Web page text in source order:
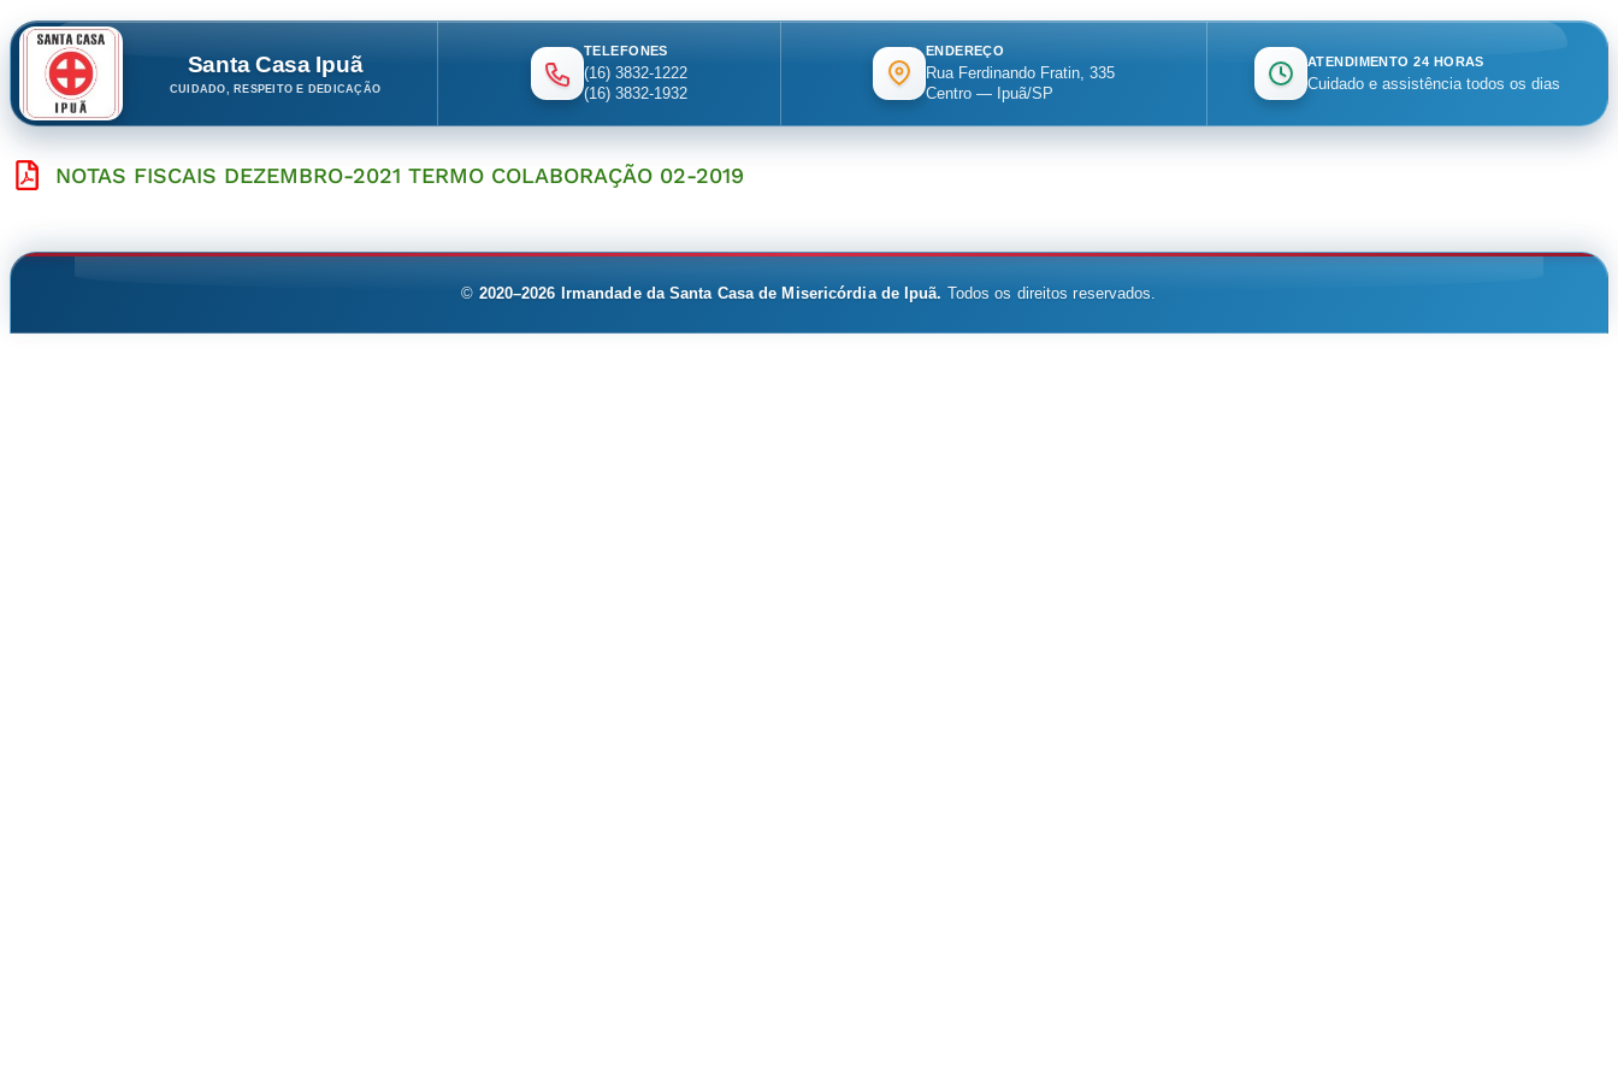
Santa Casa Ipuã
CUIDADO, RESPEITO E DEDICAÇÃO
TELEFONES
(16) 3832-1222
(16) 3832-1932
ENDEREÇO
Rua Ferdinando Fratin, 335
Centro — Ipuã/SP
ATENDIMENTO 24 HORAS
Cuidado e assistência todos os dias
NOTAS FISCAIS DEZEMBRO-2021 TERMO COLABORAÇÃO 02-2019
© 2020–2026 Irmandade da Santa Casa de Misericórdia de Ipuã. Todos os direitos reservados.